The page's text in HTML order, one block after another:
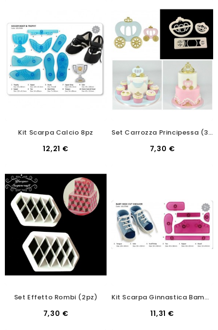
Kit Scarpa Calcio 8pz
12,21 €
Set Carrozza Principessa (3 Pz)
7,30 €
Set Effetto Rombi (2pz)
7,30 €
Kit Scarpa Ginnastica Bambino
11,31 €